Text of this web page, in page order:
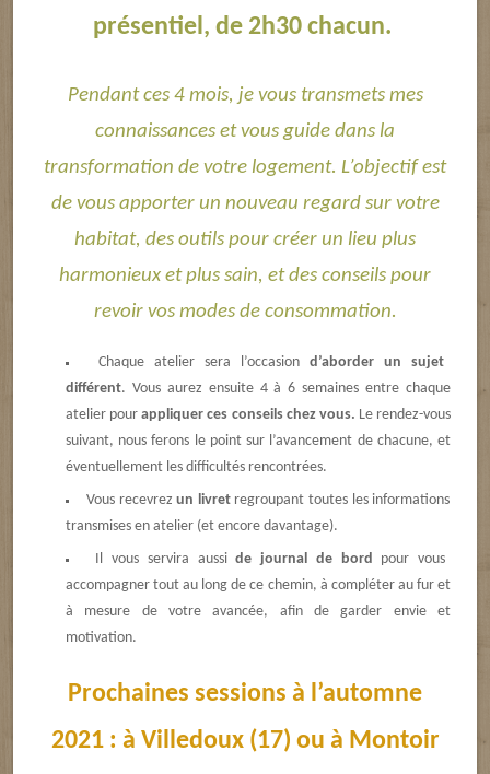
présentiel, de 2h30 chacun.
Pendant ces 4 mois, je vous transmets mes
connaissances et vous guide dans la
transformation de votre logement. L’objectif est
de vous apporter un nouveau regard sur votre
habitat, des outils pour créer un lieu plus
harmonieux et plus sain, et des conseils pour
revoir vos modes de consommation.
Chaque atelier sera l’occasion d’aborder un sujet
différent. Vous aurez ensuite 4 à 6 semaines entre chaque
atelier pourappliquer ces conseils chez vous. Le rendez-vous
suivant, nous ferons le point sur l’avancement de chacune, et
éventuellement les difficultés rencontrées.
Vous recevrez un livretregroupant toutes les informations
transmises en atelier (et encore davantage).
Il vous servira ausside journal de bord
pour vous
accompagner tout au long de ce chemin, à compléter au fur et
à mesure de votre avancée, afin de garder envie et
motivation.
Prochaines sessions à l’automne
2021 : à Villedoux (17) ou à Montoir